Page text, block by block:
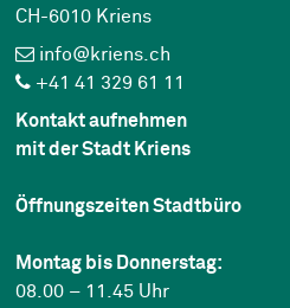
CH-6010 Kriens
info@kriens.ch
+41 41 329 61 11
Kontakt aufnehmen
mit der Stadt Kriens
Öffnungszeiten Stadtbüro
Montag bis Donnerstag:
08.00 – 11.45 Uhr